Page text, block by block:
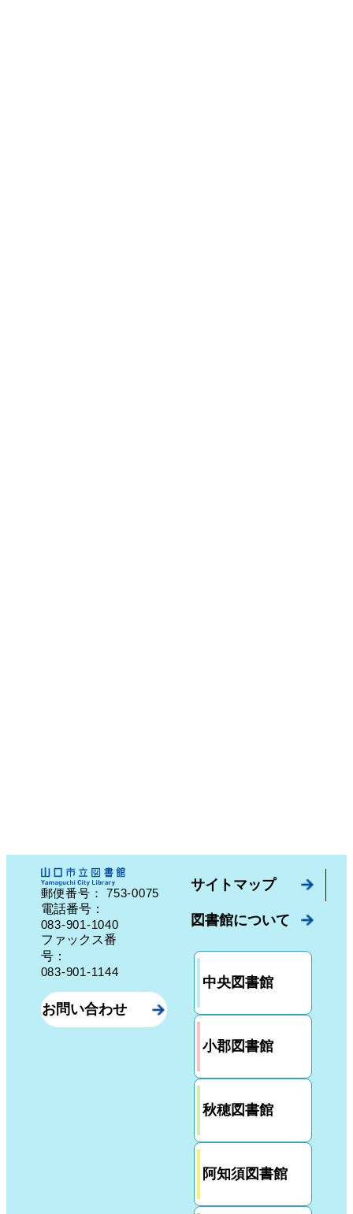
郵便番号：753-0075 山口県山口市中園町７番７号
電話番号：
083-901-1040
ファックス番
号：
083-901-1144
お問い合わせ
サイトマップ
図書館について
中央図書館
小郡図書館
秋穂図書館
阿知須図書館